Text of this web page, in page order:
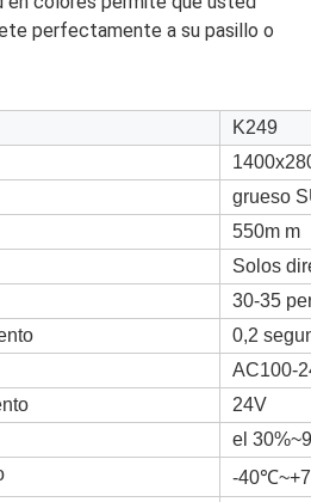
perfectamente a su pasillo o
K249
grueso
550m m
Solos
30-35
0,2
AC100-
24V
el
-